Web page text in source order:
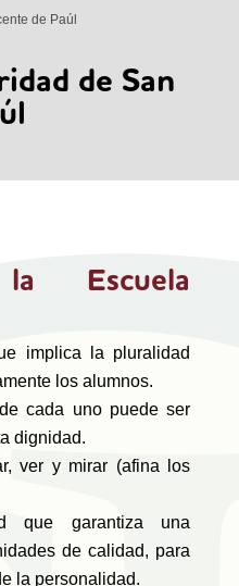
de Paúl
de San
Escuela
implica la pluralidad
los alumnos.
cada uno puede ser
dignidad.
ver y mirar (afina los
que garantiza una
de calidad, para
la personalidad.